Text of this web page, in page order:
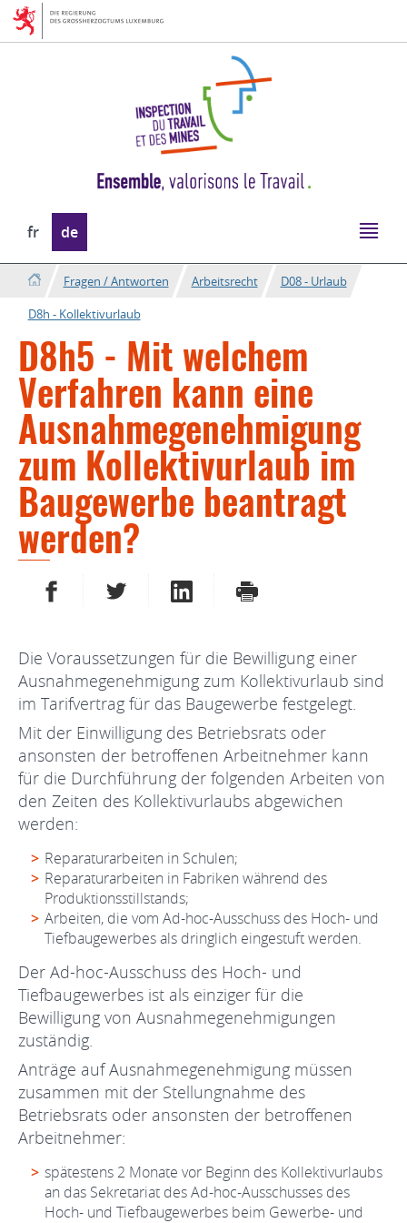
Zur
Navigation
Zum
Inhalt
Sprache
wechseln
fr de
Fragen / Antworten Arbeitsrecht
D08 - Urlaub
D8h - Kollektivurlaub
D8h5 - Mit welchem
Verfahren kann eine
Ausnahmegenehmigung
zum Kollektivurlaub im
Baugewerbe beantragt
werden?
AUF FACEBOOK TEILENAUF TWITTER TEILENAUF LINKEDIN TEILEN
DRUCKEN
Die Voraussetzungen für die Bewilligung einer
Ausnahmegenehmigung zum Kollektivurlaub sind
im Tarifvertrag für das Baugewerbe festgelegt.
Mit der Einwilligung des Betriebsrats oder
ansonsten der betroffenen Arbeitnehmer kann
für die Durchführung der folgenden Arbeiten von
den Zeiten des Kollektivurlaubs abgewichen
werden:
Reparaturarbeiten in Schulen;
Reparaturarbeiten in Fabriken während des
Produktionsstillstands;
Arbeiten, die vom Ad-hoc-Ausschuss des Hoch- und
Tiefbaugewerbes als dringlich eingestuft werden.
Der Ad-hoc-Ausschuss des Hoch- und
Tiefbaugewerbes ist als einziger für die
Bewilligung von Ausnahmegenehmigungen
zuständig.
Anträge auf Ausnahmegenehmigung müssen
zusammen mit der Stellungnahme des
Betriebsrats oder ansonsten der betroffenen
Arbeitnehmer:
spätestens 2 Monate vor Beginn des Kollektivurlaubs
an das Sekretariat des Ad-hoc-Ausschusses des
Hoch- und Tiefbaugewerbes beim Gewerbe- und